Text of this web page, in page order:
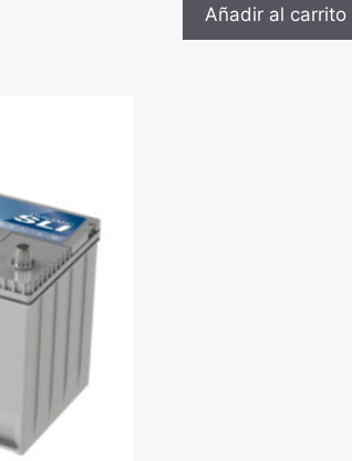
Añadir al carrito